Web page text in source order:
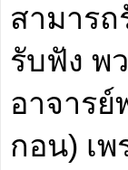
สามาร
รับฟัง พ
อาจารย์
กอน) เ